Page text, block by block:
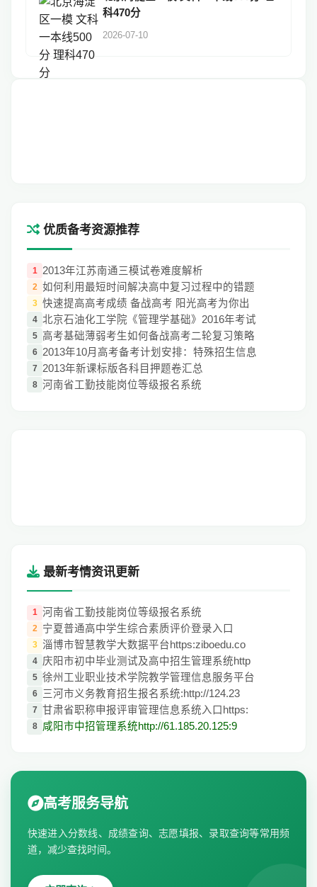
科470分
2026-07-10
优质备考资源推荐
1 2013年江苏南通三模试卷难度解析
2 如何利用最短时间解决高中复习过程中的错题
3 快速提高高考成绩 备战高考 阳光高考为你出
4 北京石油化工学院《管理学基础》2016年考试
5 高考基础薄弱考生如何备战高考二轮复习策略
6 2013年10月高考备考计划安排：特殊招生信息
7 2013年新课标版各科目押题卷汇总
8 河南省工勤技能岗位等级报名系统
最新考情资讯更新
1 河南省工勤技能岗位等级报名系统
2 宁夏普通高中学生综合素质评价登录入口
3 淄博市智慧教学大数据平台https:ziboedu.co
4 庆阳市初中毕业测试及高中招生管理系统http
5 徐州工业职业技术学院教学管理信息服务平台
6 三河市义务教育招生报名系统:http://124.23
7 甘肃省职称申报评审管理信息系统入口https:
8 咸阳市中招管理系统http://61.185.20.125:9
高考服务导航
快速进入分数线、成绩查询、志愿填报、录取查询等常用频
道，减少查找时间。